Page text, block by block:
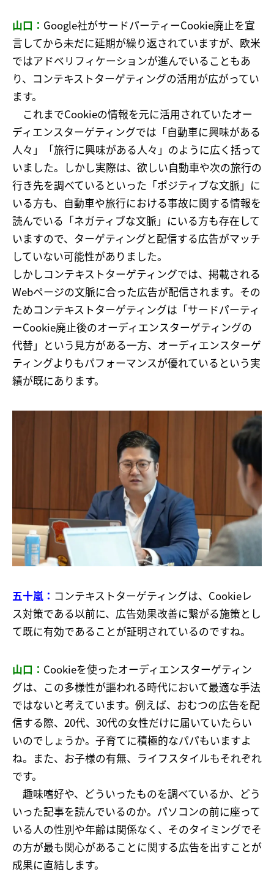
山口： Google社がサードパーティーCookie廃止を宣
言してから未だに延期が繰り返されていますが、欧米
ではアドベリフィケーションが進んでいることもあ
り、コンテキストターゲティングの活用が広がってい
ます。
これまでCookieの情報を元に活用されていたオー
ディエンスターゲティングでは「自動車に興味がある
人々」「旅行に興味がある人々」のように広く括って
いました。しかし実際は、欲しい自動車や次の旅行の
行き先を調べているといった「ポジティブな文脈」に
いる方も、自動車や旅行における事故に関する情報を
読んでいる「ネガティブな文脈」にいる方も存在して
いますので、ターゲティングと配信する広告がマッチ
していない可能性がありました。
しかしコンテキストターゲティングでは、掲載される
Webページの文脈に合った広告が配信されます。その
ためコンテキストターゲティングは「サードパーティ
ーCookie廃止後のオーディエンスターゲティングの
代替」という見方がある一方、オーディエンスターゲ
ティングよりもパフォーマンスが優れているという実
績が既にあります。
五十嵐： コンテキストターゲティングは、Cookieレ
ス対策である以前に、広告効果改善に繋がる施策とし
て既に有効であることが証明されているのですね。
山口： Cookieを使ったオーディエンスターゲティン
グは、この多様性が謳われる時代において最適な手法
ではないと考えています。例えば、おむつの広告を配
信する際、20代、30代の女性だけに届いていたらい
いのでしょうか。子育てに積極的なパパもいますよ
ね。また、お子様の有無、ライフスタイルもそれぞれ
です。
趣味嗜好や、どういったものを調べているか、どう
いった記事を読んでいるのか。パソコンの前に座って
いる人の性別や年齢は関係なく、そのタイミングでそ
の方が最も関心があることに関する広告を出すことが
成果に直結します。